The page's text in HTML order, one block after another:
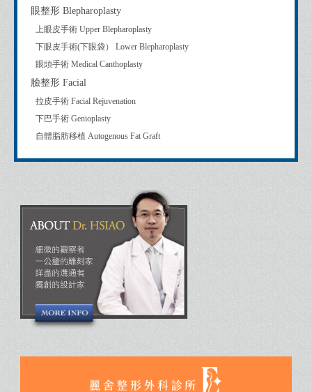
眼整形 Blepharoplasty
上眼皮手術 Upper Blepharoplasty
下眼皮手術(下眼袋） Lower Blepharoplasty
眼頭手術 Medical Canthoplasty
臉整形 Facial
拉皮手術 Facial Rejuvenation
下巴手術 Genioplasty
自體脂肪移植 Autogenous Fat Graft